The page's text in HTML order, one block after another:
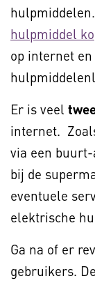
hulpmiddel
op internet
Er is veel
internet.
via een
bij de
eventuele
elektrische
Ga na of er
gebruikers.